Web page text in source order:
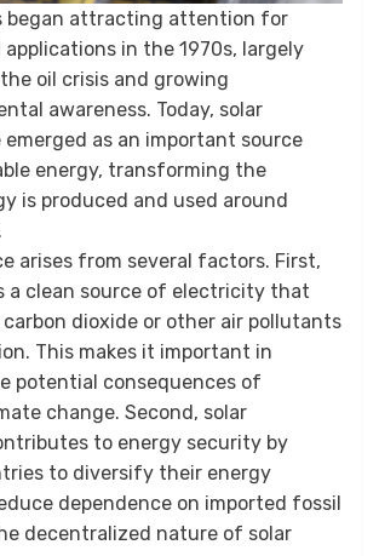
began attracting attention for
in the 1970s, largely
oil crisis and growing
awareness. Today, solar
emerged as an important source
energy, transforming the
is produced and used around
arises from several factors. First,
a clean source of electricity that
dioxide or other air pollutants
This makes it important in
potential consequences of
change. Second, solar
to energy security by
to diversify their energy
dependence on imported fossil
decentralized nature of solar